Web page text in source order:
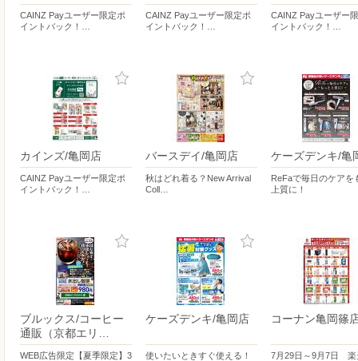
CAINZ Payユーザー限定ポ
イントバック！…
CAINZ Payユーザー限定ポ
イントバック！…
CAINZ Payユーザー
イントバック！…
カインズ/亀岡店
CAINZ Payユーザー限定ポ
イントバック！…
バースデイ/亀岡店
秋はどれ着る？New Arrival
Coll…
ケーズデンキ/亀
ReFaで毎日のケアを
上質に！
ブルックス/コーヒー
通販（京都エリ…
WEB広告限定【夏季限定】3
ケーズデンキ/亀岡店
使いたいときすぐ使える！
コーナン亀岡篠
7月29日～9月7日 楽